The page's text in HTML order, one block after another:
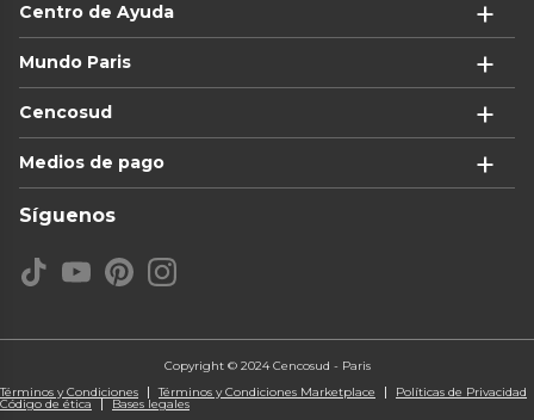
Centro de Ayuda
Mundo Paris
Cencosud
Medios de pago
Síguenos
Copyright © 2024 Cencosud - Paris
Términos y Condiciones
Términos y Condiciones Marketplace Políticas de Privacidad
Código de ética Bases legales